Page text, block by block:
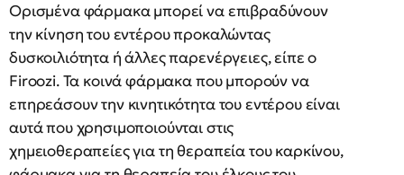
Ορισμένα φάρμακα μπορεί να επιβραδύνουν
την κίνηση του εντέρου προκαλώντας
δυσκοιλιότητα ή άλλες παρενέργειες, είπε ο
Firoozi. Τα κοινά φάρμακα που μπορούν να
επηρεάσουν την κινητικότητα του εντέρου είναι
αυτά που χρησιμοποιούνται στις
χημειοθεραπείες για τη θεραπεία του καρκίνου,